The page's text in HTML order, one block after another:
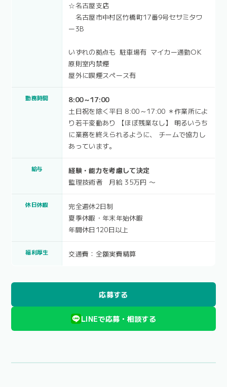
☆名古屋支店
名古屋市中村区竹橋町17番9号セサミタワ
ー3B
いずれの拠点も 駐車場有 マイカー通勤OK
原則室内禁煙
屋外に喫煙スペース有
勤務時間
8:00～17:00
土日祝を除く平日 8:00～17:00 ＊作業所によ
り若干変動あり 【ほぼ残業なし】 明るいうち
に業務を終えられるように、 チームで協力し
あっています。
給与
経験・能力を考慮して決定
監理技術者 月給 35万円 〜
休日休暇
完全週休2日制
夏季休暇・年末年始休暇
年間休日120日以上
福利厚生 交通費：全額実費精算
応募する
LINEで応募・相談する